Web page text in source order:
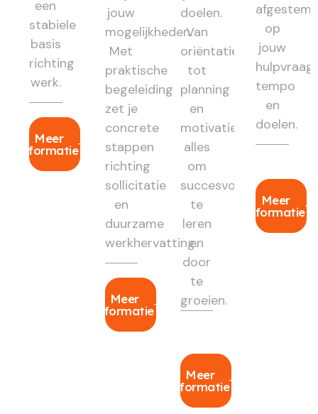
een
stabiele
basis
richting
werk.
Meer
informatie
jouw
mogelijkheden.
Met
praktische
begeleiding
zet je
concrete
stappen
richting
sollicitatie
en
duurzame
werkhervatting.
Meer
informatie
doelen.
Van
oriëntatie
tot
planning
en
motivatie:
alles
om
succesvol
te
leren
en
door
te
groeien.
Meer
informatie
op
jouw
hulpvraag,
tempo
en
doelen.
Meer
informatie